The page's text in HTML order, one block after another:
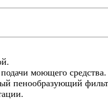
моющего средства.
пенообразующий